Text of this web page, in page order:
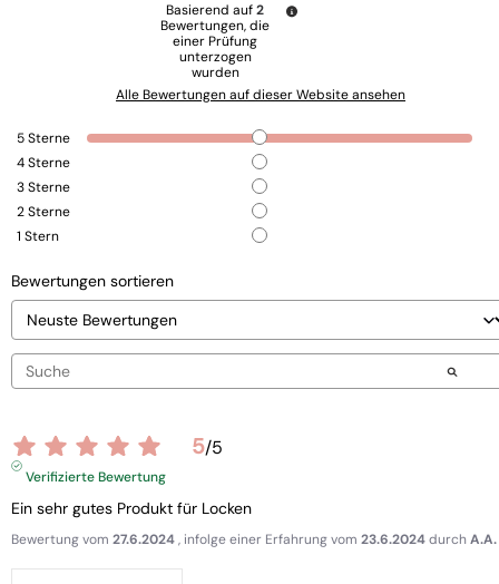
Basierend auf2
Bewertungen, die
einer Prüfung
unterzogen
wurden
Alle Bewertungen auf dieser Website ansehen
5Sterne
4Sterne
3Sterne
2Sterne
1 Stern
Bewertungen sortieren
5/5
Verifizierte Bewertung
Ein sehr gutes Produkt für Locken
Bewertung vom 27.6.2024, infolge einer Erfahrung vom 23.6.2024durchA.A.